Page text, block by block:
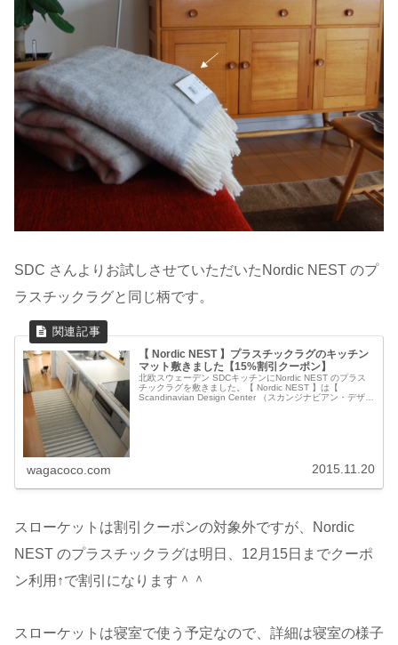
SDC さんよりお試しさせていただいたNordic NEST のプ
ラスチックラグと同じ柄です。
【 Nordic NEST 】プラスチックラグのキッチン
マット敷きました【15%割引クーポン】
北欧スウェーデン SDCキッチンにNordic NEST のプラス
チックラグを敷きました。【 Nordic NEST 】は【
Scandinavian Design Center （スカンジナビアン・デザイ
wagacoco.com 2015.11.20
スローケットは割引クーポンの対象外ですが、Nordic
NEST のプラスチックラグは明日、12月15日までクーポ
ン利用↑で割引になります＾＾
スローケットは寝室で使う予定なので、詳細は寝室の様子